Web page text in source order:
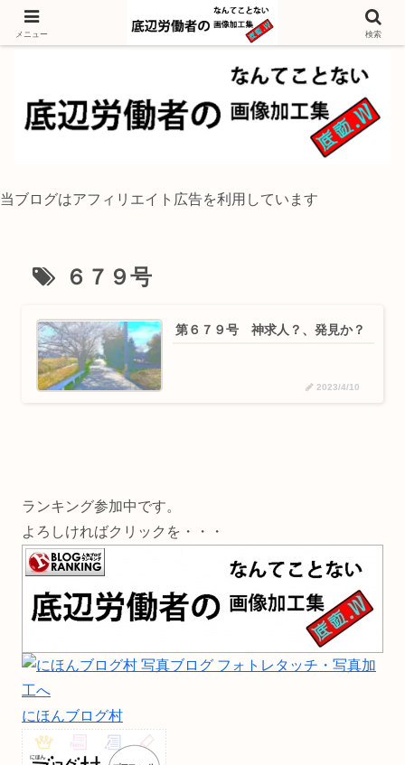
独身底辺おじさんが風景写真をイラスト風に加工するブログ
当ブログはアフィリエイト広告を利用しています
６７９号
第６７９号 神求人？、発見か？
2023/4/10
ランキング参加中です。
よろしければクリックを・・・
にほんブログ村
メニュー 検索